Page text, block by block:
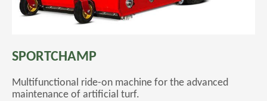
SPORTCHAMP
Multifunctional ride-on machine for the advanced
maintenance of artificial turf.